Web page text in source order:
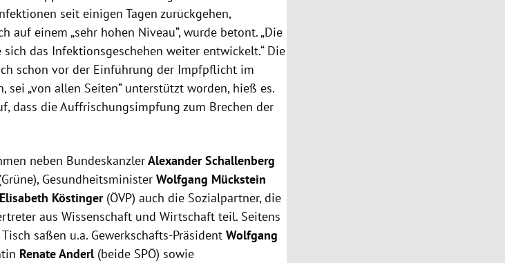
seit einigen Tagen zurückgehen,
auf einem „sehr hohen Niveau“, wurde betont. „Die
sich das Infektionsgeschehen weiter entwickelt.“ Die
schon vor der Einführung der Impfpflicht im
sei „von allen Seiten“ unterstützt worden, hieß es.
dass die Auffrischungsimpfung zum Brechen der
neben BundeskanzlerAlexander Schallenberg
Gesundheitsminister Wolfgang Mückstein
Elisabeth Köstinger (ÖVP) auch die Sozialpartner, die
aus Wissenschaft und Wirtschaft teil. Seitens
saßen u.a. Gewerkschafts-PräsidentWolfgang
Renate Anderl(beide SPÖ) sowie